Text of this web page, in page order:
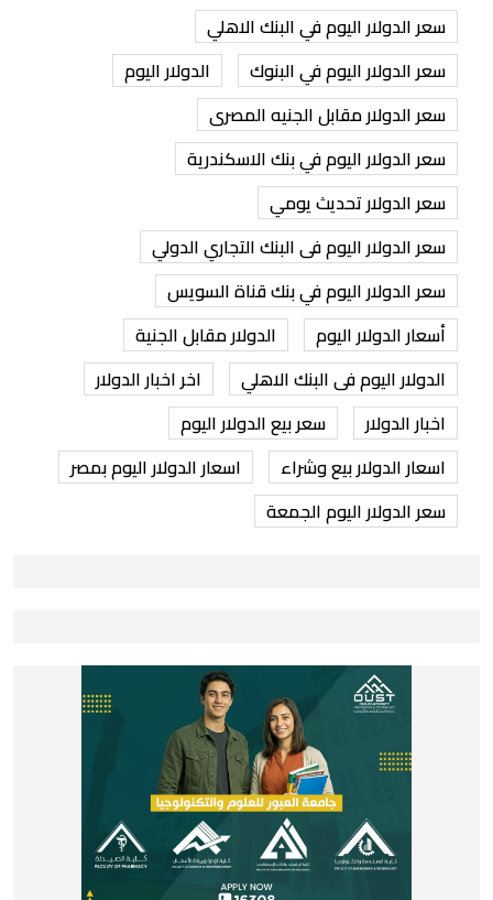
سعر الدولار اليوم في البنك الاهلي
سعر الدولار اليوم في البنوك
الدولار اليوم
سعر الدولار مقابل الجنيه المصرى
سعر الدولار اليوم في بنك الاسكندرية
سعر الدولار تحديث يومي
سعر الدولار اليوم فى البنك التجاري الدولي
سعر الدولار اليوم في بنك قناة السويس
أسعار الدولار اليوم
الدولار مقابل الجنية
الدولار اليوم فى البنك الاهلي
اخر اخبار الدولار
اخبار الدولار
سعر بيع الدولار اليوم
اسعار الدولار بيع وشراء
اسعار الدولار اليوم بمصر
سعر الدولار اليوم الجمعة